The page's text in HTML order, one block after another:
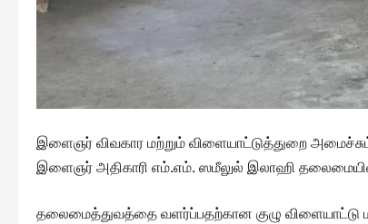
இளைஞர் விவகார மற்றும் விளையாட்டுத்துறை
இளைஞர் அதிகாரி எம்.எம். ஸமீலுல் இலாஹி
தலைமைத்துவத்தை வளர்ப்பதற்கான குழு